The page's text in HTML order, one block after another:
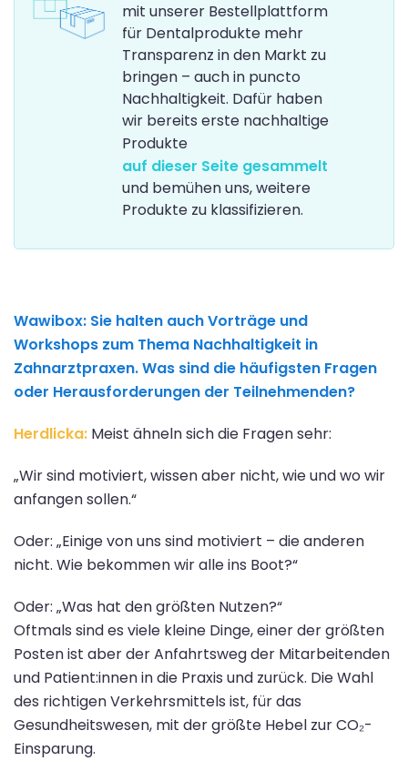
mit unserer Bestellplattform
für Dentalprodukte mehr
Transparenz in den Markt zu
bringen – auch in puncto
Nachhaltigkeit. Dafür haben
wir bereits erste nachhaltige
Produkte
auf dieser Seite gesammelt
und bemühen uns, weitere
Produkte zu klassifizieren.
Wawibox: Sie halten auch Vorträge und
Workshops zum Thema Nachhaltigkeit in
Zahnarztpraxen. Was sind die häufigsten Fragen
oder Herausforderungen der Teilnehmenden?
Herdlicka: Meist ähneln sich die Fragen sehr:
„Wir sind motiviert, wissen aber nicht, wie und wo wir
anfangen sollen.“
Oder: „Einige von uns sind motiviert – die anderen
nicht. Wie bekommen wir alle ins Boot?“
Oder: „Was hat den größten Nutzen?“
Oftmals sind es viele kleine Dinge, einer der größten
Posten ist aber der Anfahrtsweg der Mitarbeitenden
und Patient:innen in die Praxis und zurück. Die Wahl
des richtigen Verkehrsmittels ist, für das
Gesundheitswesen, mit der größte Hebel zur CO₂-
Einsparung.